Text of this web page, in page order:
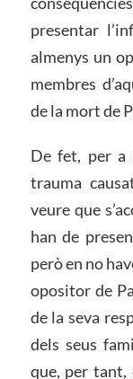
presentar
almenys un
membres
de la mort de
De fet, per a
trauma
veure que
han de
però en no
opositor de
de la seva
dels seus
que, per tant,